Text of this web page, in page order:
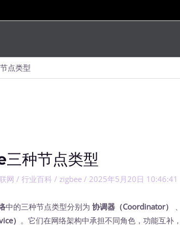
点类型
种节点类型
网/行业百科 /zigbee / 2025年5月20日 10:46:41
中的三种节点类型分别为协调器（Coordinator） 、
） 。它们在网络架构中承担不同角色，功能互补